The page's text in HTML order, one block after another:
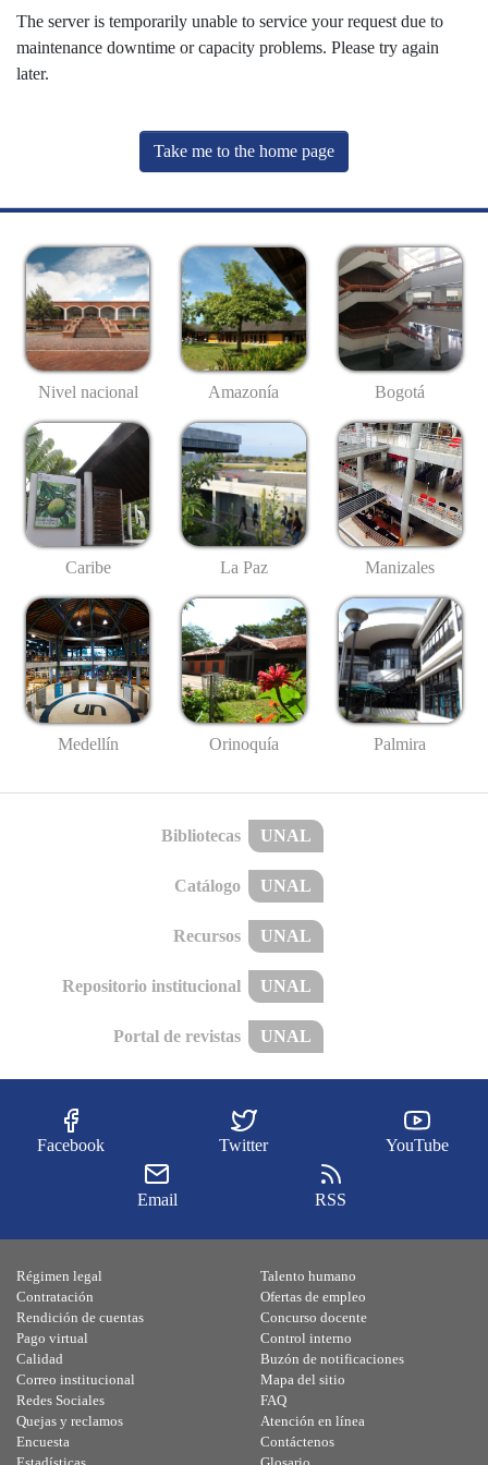
The server is temporarily unable to service your request due to
maintenance downtime or capacity problems. Please try again
later.
Take me to the home page
Nivel nacional Amazonía Bogotá
Caribe La Paz Manizales
Medellín Orinoquía Palmira
Bibliotecas UNAL
Catálogo UNAL
Recursos UNAL
Repositorio institucional UNAL
Portal de revistas UNAL
Facebook Twitter YouTube
Email RSS
Régimen legal
Contratación
Rendición de cuentas
Pago virtual
Calidad
Talento humano
Ofertas de empleo
Concurso docente
Control interno
Buzón de notificaciones
Correo institucional
Redes Sociales
Quejas y reclamos
Encuesta
Mapa del sitio
FAQ
Atención en línea
Contáctenos